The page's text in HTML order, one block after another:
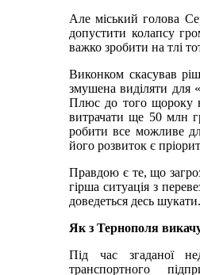
Але міський голова
допустити колапсу
важко зробити на тлі
Виконком скасував
змушена виділяти
Плюс до того щороку
витрачати ще 50 млн
робити все можливе
його розвиток є
Правдою є те, що
гірша ситуація з
доведеться десь
Як з Тернополя
Під час згаданої
транспортного